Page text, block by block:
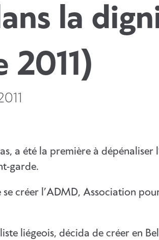
la
2011)
a été la première à dépénaliser
garde.
se créer l’ADMD, Association
liégeois, décida de créer en